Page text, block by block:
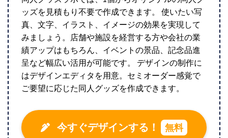
ッズを見積もり不要で作成できます。 使いたい写
真、文字、イラスト、イメージの効果を実現して
みましょう。店舗や施設を経営する方や会社の業
績アップはもちろん、イベントの景品、記念品進
呈など幅広い活用が可能です。 デザインの制作に
はデザインエディタを用意。セミオーダー感覚で
ご要望に応じた同人グッズを作成できます。
今すぐデザインする！ 無料